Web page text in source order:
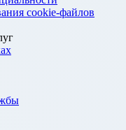
cookie-файлов